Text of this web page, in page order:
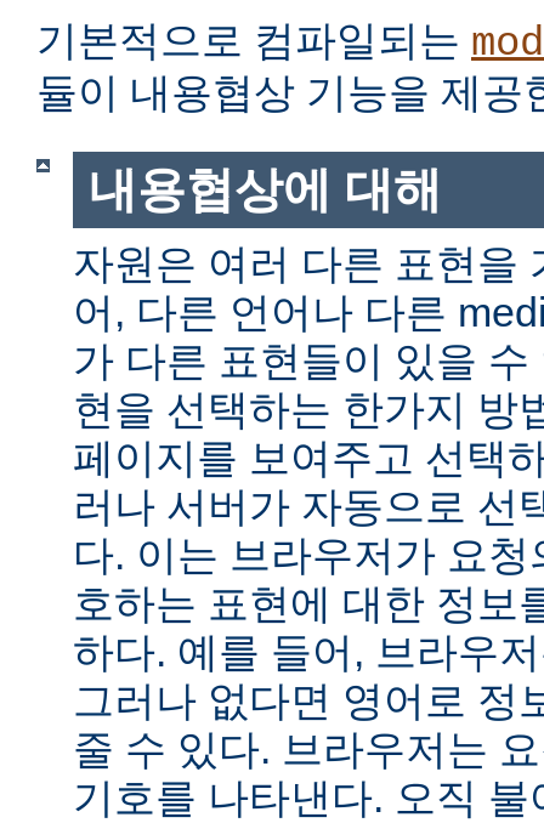
기본적으로 컴파일되는
듈이 내용협상 기능을 제공
내용협상에 대해
자원은 여러 다른 표현을
어, 다른 언어나 다른
가 다른 표현들이 있을
현을 선택하는 한가지 방
페이지를 보여주고 선택
러나 서버가 자동으로 선
다. 이는 브라우저가 요
호하는 표현에 대한 정보
하다. 예를 들어, 브라우
그러나 없다면 영어로 정
줄 수 있다. 브라우저는
기호를 나타낸다. 오직